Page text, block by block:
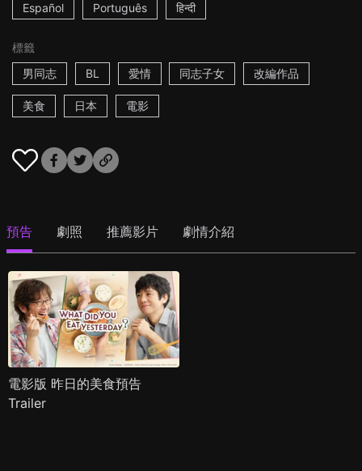
Español Português हिन्दी
標籤
男同志
BL 愛情 同志子女 改編作品
美食 日本 電影
預告 劇照 推薦影片 劇情介紹
電影版 昨日的美食預告
Trailer